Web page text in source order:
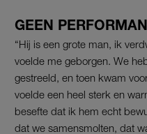
GEEN
“Hij is een grote man, ik
voelde me geborgen. We
gestreeld, en toen kwam
voelde een heel sterk en
besefte dat ik hem echt
dat we samensmolten, dat